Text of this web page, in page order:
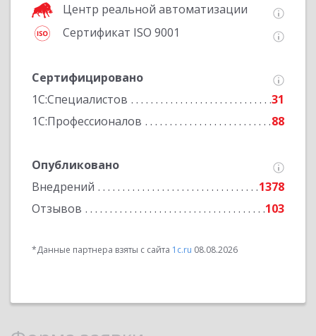
Центр реальной автоматизации
Сертификат ISO 9001
Сертифицировано
1С:Специалистов
31
1С:Профессионалов
88
Опубликовано
Внедрений
1378
Отзывов
103
*Данные партнера взяты с сайта 1c.ru 08.08.2026